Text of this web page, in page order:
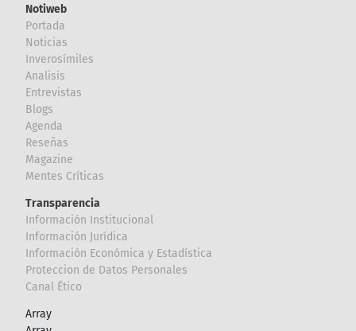
Notiweb
Portada
Noticias
Inverosímiles
Analisis
Entrevistas
Blogs
Agenda
Reseñas
Magazine
Mentes Críticas
Transparencia
Información Institucional
Información Jurídica
Información Económica y Estadística
Proteccion de Datos Personales
Canal Ético
Array